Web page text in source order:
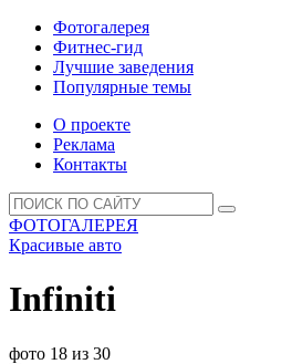
Фотогалерея
Фитнес-гид
Лучшие заведения
Популярные темы
О проекте
Реклама
Контакты
ФОТОГАЛЕРЕЯ
Красивые авто
Infiniti
фото 18 из 30